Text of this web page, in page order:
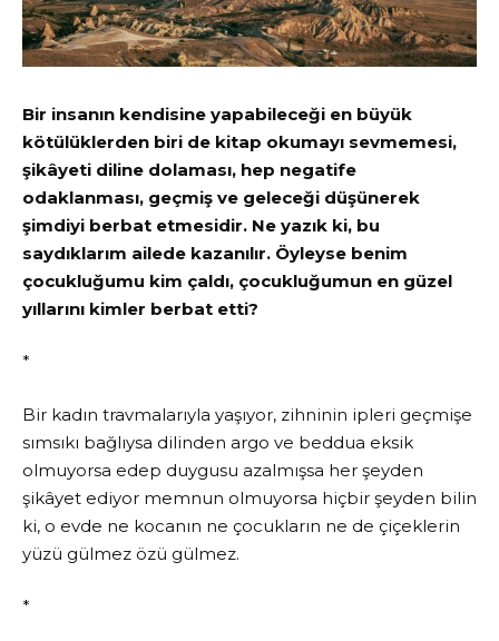
Bir insanın kendisine yapabileceği en büyük
kötülüklerden biri de kitap okumayı sevmemesi,
şikâyeti diline dolaması, hep negatife
odaklanması, geçmiş ve geleceği düşünerek
şimdiyi berbat etmesidir. Ne yazık ki, bu
saydıklarım ailede kazanılır. Öyleyse benim
çocukluğumu kim çaldı, çocukluğumun en güzel
yıllarını kimler berbat etti?
*
Bir kadın travmalarıyla yaşıyor, zihninin ipleri geçmişe
sımsıkı bağlıysa dilinden argo ve beddua eksik
olmuyorsa edep duygusu azalmışsa her şeyden
şikâyet ediyor memnun olmuyorsa hiçbir şeyden bilin
ki, o evde ne kocanın ne çocukların ne de çiçeklerin
yüzü gülmez özü gülmez.
*